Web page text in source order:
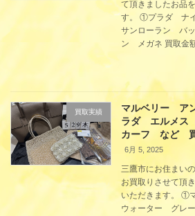
て頂きましたお品
す。 ①プラダ ナ
サンローラン バ
ン メガネ 買取金
買取実績
マルベリー ア
ラダ エルメ
カーフ など
6月 5, 2025
三鷹市にお住まい
お買取りさせて頂
いただきます。
ウォーター グレ